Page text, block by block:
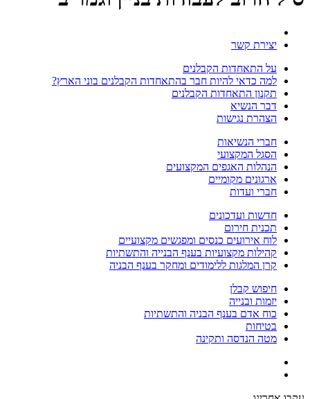
יצירת קשר
על התאחדות הקבלנים
למה כדאי להיות חבר בהתאחדות הקבלנים בוני הארץ?
תקנון התאחדות הקבלנים
דבר הנשיא
הצהרת נגישות
חברי הנשיאות
הסגל המקצועי
הנהלות האגפים המקצועים
ארגונים מקומיים
חברי ועדות
חדשות ועדכונים
תכנית חירום
לוח אירועים כנסים ומפגשים מקצועיים
קהילות מקצועיות בענף הבנייה והתשתיות
קרן המלגות ללימודים ומחקר בענף הבניה
חיפוש קבלן
יזמות ובנייה
כוח אדם בענף הבניה והתשתיות
בטיחות
מטה הנדסה ותקינה